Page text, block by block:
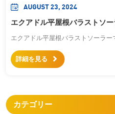
AUGUST 23, 2024
エクアドル平屋根バラストソ
エクアドル平屋根バラストソーラ
詳細を見る
カテゴリー